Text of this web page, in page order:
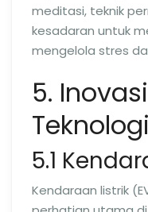
meditasi, teknik
kesadaran untuk
mengelola stres
5.
5.1
Kendaraan listrik